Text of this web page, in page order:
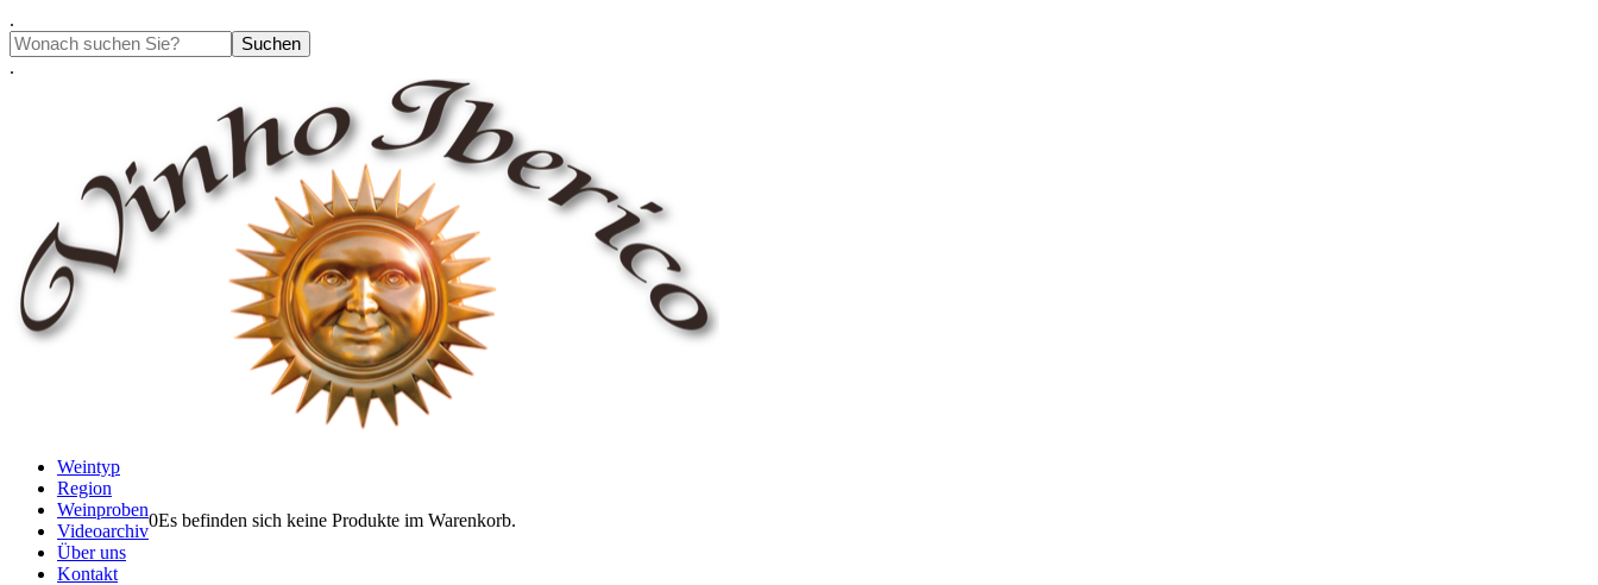
zum
Inhalt
.
Suchen
.
Weintyp
Region
Weinproben
Videoarchiv
Über uns
Kontakt
0Es befinden sich keine Produkte im Warenkorb.